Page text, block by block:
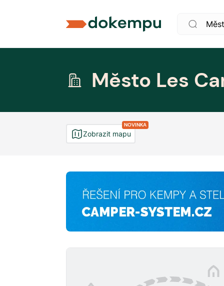
Město Les
NOVINKA
Zobrazit mapu